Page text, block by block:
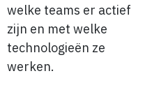
welke teams er actief
zijn en met welke
technologieën ze
werken.